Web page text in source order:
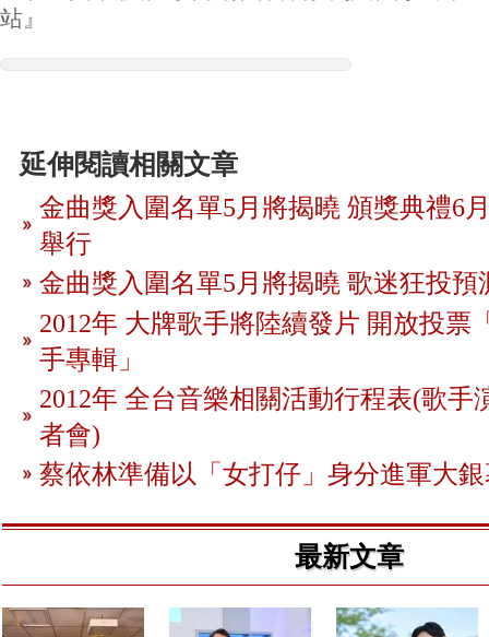
站』
延伸閱讀相關文章
金曲獎入圍名單5月將揭曉 頒獎典禮6
舉行
金曲獎入圍名單5月將揭曉 歌迷狂投預
2012年 大牌歌手將陸續發片 開放投票
手專輯」
2012年 全台音樂相關活動行程表(歌手
者會)
蔡依林準備以「女打仔」身分進軍大
最新文章